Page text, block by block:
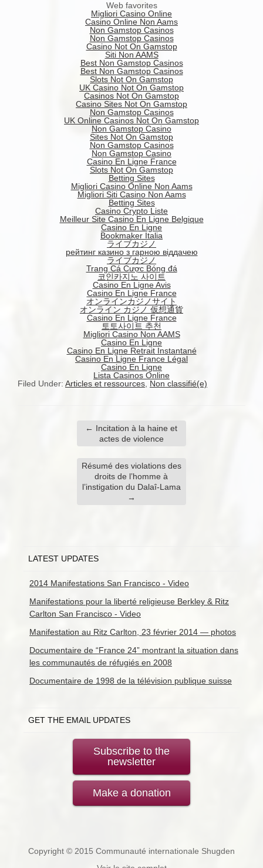
Web favorites
Migliori Casino Online
Casino Online Non Aams
Non Gamstop Casinos
Non Gamstop Casinos
Casino Not On Gamstop
Siti Non AAMS
Best Non Gamstop Casinos
Best Non Gamstop Casinos
Slots Not On Gamstop
UK Casino Not On Gamstop
Casinos Not On Gamstop
Casino Sites Not On Gamstop
Non Gamstop Casinos
UK Online Casinos Not On Gamstop
Non Gamstop Casino
Sites Not On Gamstop
Non Gamstop Casinos
Non Gamstop Casino
Casino En Ligne France
Slots Not On Gamstop
Betting Sites
Migliori Casino Online Non Aams
Migliori Siti Casino Non Aams
Betting Sites
Casino Crypto Liste
Meilleur Site Casino En Ligne Belgique
Casino En Ligne
Bookmaker Italia
ライブカジノ
рейтинг казино з гарною віддачею
ライブカジノ
Trang Cá Cược Bóng đá
코인카지노 사이트
Casino En Ligne Avis
Casino En Ligne France
オンラインカジノサイト
オンライン カジノ 仮想通貨
Casino En Ligne France
토토사이트 추천
Migliori Casino Non AAMS
Casino En Ligne
Casino En Ligne Retrait Instantané
Casino En Ligne France Légal
Casino En Ligne
Lista Casinos Online
Filed Under: Articles et ressources Non classifié(e)
← Incitation à la haine et
actes de violence
Résumé des violations des
droits de l’homme à
l’instigation du Dalaî-Lama
→
LATEST UPDATES
2014 Manifestations San Francisco - Video
Manifestations pour la liberté religieuse Berkley & Ritz
Carlton San Francisco - Video
Manifestation au Ritz Carlton, 23 février 2014 — photos
Documentaire de “France 24” montrant la situation dans
les communautés de réfugiés en 2008
Documentaire de 1998 de la télévision publique suisse
GET THE EMAIL UPDATES
Subscribe to the
newsletter
Make a donation
Copyright © 2015 Communauté internationale Shugden